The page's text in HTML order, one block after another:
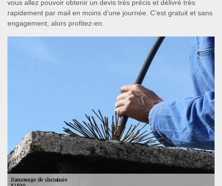
vous allez pouvoir obtenir un devis très précis et délivré très
rapidement par mail en moins d’une journée. C’est gratuit et sans
engagement, alors profitez-en.